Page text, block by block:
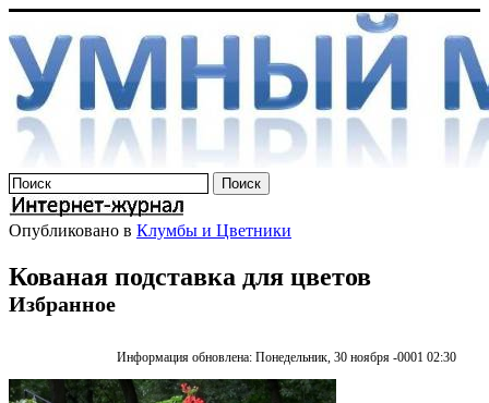
Опубликовано в Клумбы и Цветники
Кованая подставка для цветов
Избранное
Информация обновлена: Понедельник, 30 ноября -0001 02:30